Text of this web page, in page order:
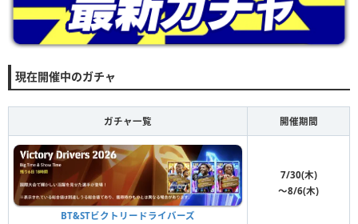
現在開催中のガチャ
ガチャ一覧 開催期間
BT&STビクトリードライバーズ
7/30(木)
〜8/6(木)